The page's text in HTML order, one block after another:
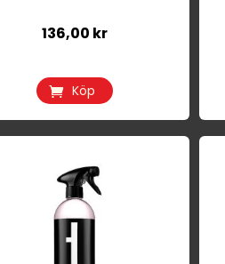
136,00 kr
Köp